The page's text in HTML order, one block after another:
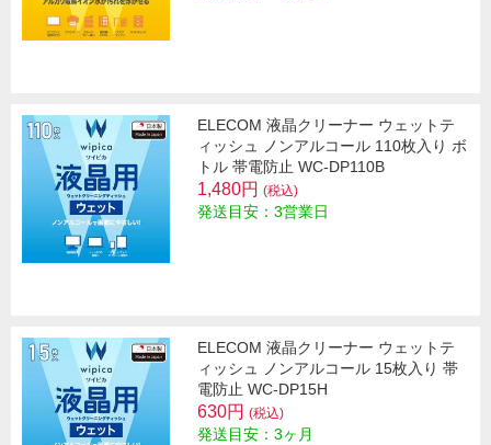
ELECOM 液晶クリーナー ウェットテ
ィッシュ ノンアルコール 110枚入り ボ
トル 帯電防止 WC-DP110B
1,480円 (税込)
発送目安：3営業日
ELECOM 液晶クリーナー ウェットテ
ィッシュ ノンアルコール 15枚入り 帯
電防止 WC-DP15H
630円 (税込)
発送目安：3ヶ月